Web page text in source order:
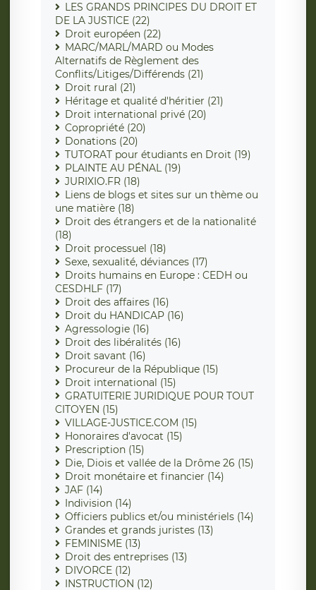
LES GRANDS PRINCIPES DU DROIT ET
DE LA JUSTICE (22)
Droit européen (22)
MARC/MARL/MARD ou Modes
Alternatifs de Règlement des
Conflits/Litiges/Différends (21)
Droit rural (21)
Héritage et qualité d'héritier (21)
Droit international privé (20)
Copropriété (20)
Donations (20)
TUTORAT pour étudiants en Droit (19)
PLAINTE AU PÉNAL (19)
JURIXIO.FR (18)
Liens de blogs et sites sur un thème ou
une matière (18)
Droit des étrangers et de la nationalité
(18)
Droit processuel (18)
Sexe, sexualité, déviances (17)
Droits humains en Europe : CEDH ou
CESDHLF (17)
Droit des affaires (16)
Droit du HANDICAP (16)
Agressologie (16)
Droit des libéralités (16)
Droit savant (16)
Procureur de la République (15)
Droit international (15)
GRATUITERIE JURIDIQUE POUR TOUT
CITOYEN (15)
VILLAGE-JUSTICE.COM (15)
Honoraires d'avocat (15)
Prescription (15)
Die, Diois et vallée de la Drôme 26 (15)
Droit monétaire et financier (14)
JAF (14)
Indivision (14)
Officiers publics et/ou ministériels (14)
Grandes et grands juristes (13)
FEMINISME (13)
Droit des entreprises (13)
DIVORCE (12)
INSTRUCTION (12)